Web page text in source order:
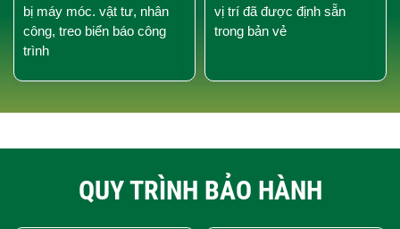
bị máy móc. vật tư, nhân
công, treo biển báo công
trình
vị trí đã được định sẵn
trong bản vẻ
QUY TRÌNH BẢO HÀNH